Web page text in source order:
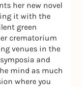
her new novel
it with the
green
crematorium
venues in the
and
mind as much
where you